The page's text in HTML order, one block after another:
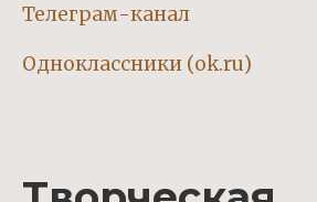
Телеграм-канал
Одноклассники (ok.ru)